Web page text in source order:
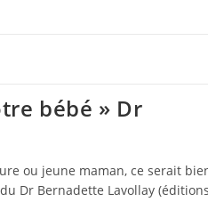
bébé » Dr
ou jeune maman, ce serait
Dr Bernadette Lavollay (éditions